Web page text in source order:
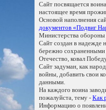
Сайт посвящается
настоящее время
Основой наполнения
документов «Подвиг
Министерства
Сайт создан в надежде
бережно сохраненными
Отечество, ковал
Сайт задуман, как
войны, добавить свои
данными.
На каждого воина
пожалуйста, тему - Как
Информацию о